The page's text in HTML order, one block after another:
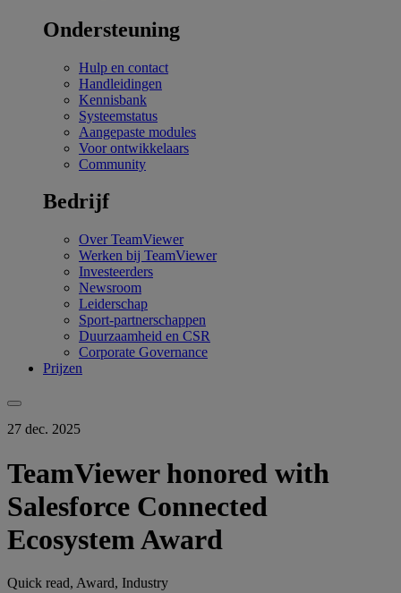
Ondersteuning
Hulp en contact
Handleidingen
Kennisbank
Systeemstatus
Aangepaste modules
Voor ontwikkelaars
Community
Bedrijf
Over TeamViewer
Werken bij TeamViewer
Investeerders
Newsroom
Leiderschap
Sport-partnerschappen
Duurzaamheid en CSR
Corporate Governance
Prijzen
27 dec. 2025
TeamViewer honored with
Salesforce Connected
Ecosystem Award
Quick read, Award, Industry